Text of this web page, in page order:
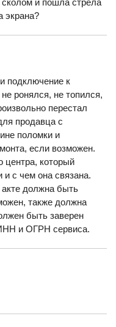
сколом и пошла стрела
экрана?
подключение к
ронялся, не топился,
перестал
продавца с
поломки и
если возможен.
центра, который
и с чем она связана.
должна быть
также должна
быть заверен
и ОГРН сервиса.